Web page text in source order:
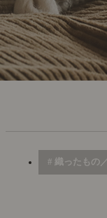
# 織ったもの